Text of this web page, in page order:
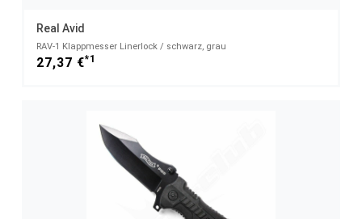
Real Avid
RAV-1 Klappmesser Linerlock / schwarz, grau
27,37 €*1